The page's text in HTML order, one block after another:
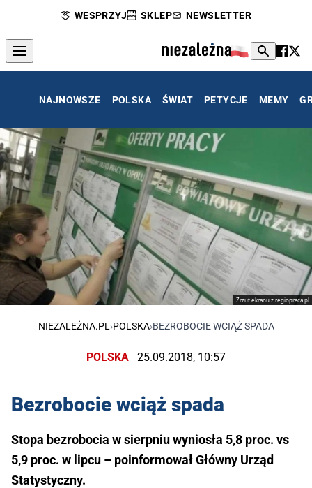
WESPRZYJ SKLEP NEWSLETTER
NAJNOWSZE POLSKA ŚWIAT PETYCJE MEMY
Zrzut ekranu z regiopraca.pl
NIEZALEŻNA.PL›POLSKA›BEZROBOCIE WCIĄŻ SPADA
POLSKA 25.09.2018, 10:57
Bezrobocie wciąż spada
Stopa bezrobocia w sierpniu wyniosła 5,8 proc. vs
5,9 proc. w lipcu – poinformował Główny Urząd
Statystyczny.